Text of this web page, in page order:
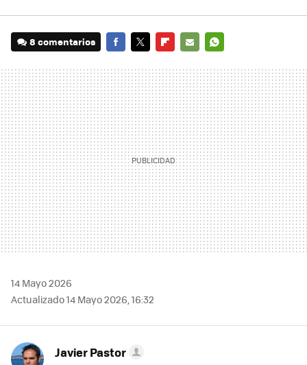
8 comentarios
MAIL
14 Mayo 2026
Actualizado 14 Mayo 2026, 16:32
Javier Pastor